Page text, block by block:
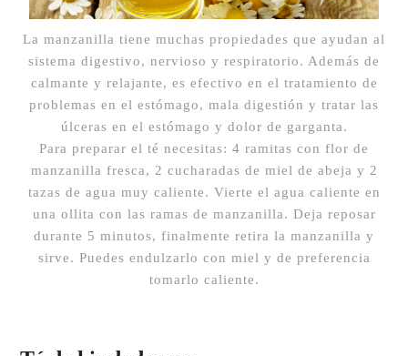
La manzanilla tiene muchas propiedades que ayudan al
sistema digestivo, nervioso y respiratorio. Además de
calmante y relajante, es efectivo en el tratamiento de
problemas en el estómago, mala digestión y tratar las
úlceras en el estómago y dolor de garganta.
Para preparar el té necesitas: 4 ramitas con flor de
manzanilla fresca, 2 cucharadas de miel de abeja y 2
tazas de agua muy caliente. Vierte el agua caliente en
una ollita con las ramas de manzanilla. Deja reposar
durante 5 minutos, finalmente retira la manzanilla y
sirve. Puedes endulzarlo con miel y de preferencia
tomarlo caliente.